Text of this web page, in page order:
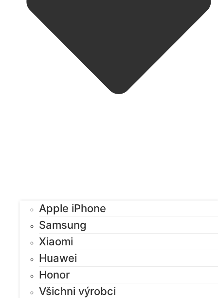
Apple iPhone
Samsung
Xiaomi
Huawei
Honor
Všichni výrobci